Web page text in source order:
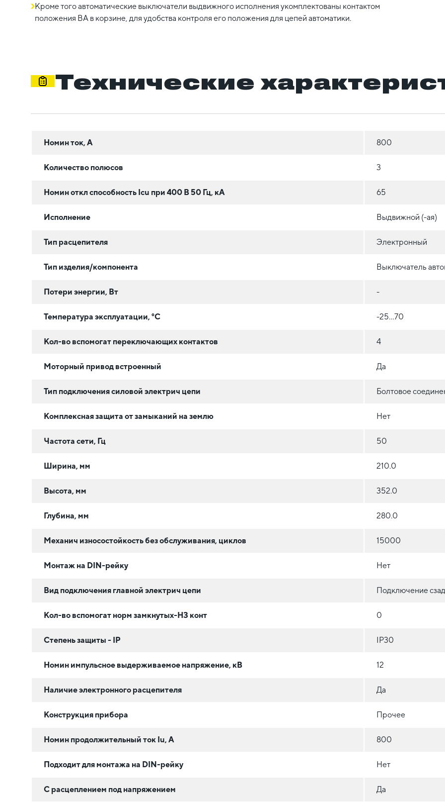
Кроме того автоматические выключатели выдвижного исполнения укомплектованы контактом
положения ВА в корзине, для удобства контроля его положения для цепей автоматики.
Технические
Номин ток, А 800
Количество полюсов 3
Номин откл способность Icu при 400 В 50 Гц, кА 65
Исполнение Выдвижной (-ая)
Тип расцепителя Электронный
Тип изделия/компонента Выключатель
Потери энергии, Вт -
Температура эксплуатации, °C -25…70
Кол-во вспомогат переключающих контактов 4
Моторный привод встроенный Да
Тип подключения силовой электрич цепи Болтовое
Комплексная защита от замыканий на землю Нет
Частота сети, Гц 50
Ширина, мм 210.0
Высота, мм 352.0
Глубина, мм 280.0
Механич износостойкость без обслуживания, циклов 15000
Монтаж на DIN-рейку Нет
Вид подключения главной электрич цепи Подключение
Кол-во вспомогат норм замкнутых-НЗ конт 0
Степень защиты - IP IP30
Номин импульсное выдерживаемое напряжение, кВ 12
Наличие электронного расцепителя Да
Конструкция прибора Прочее
Номин продолжительный ток Iu, А 800
Подходит для монтажа на DIN-рейку Нет
С расцеплением под напряжением Да